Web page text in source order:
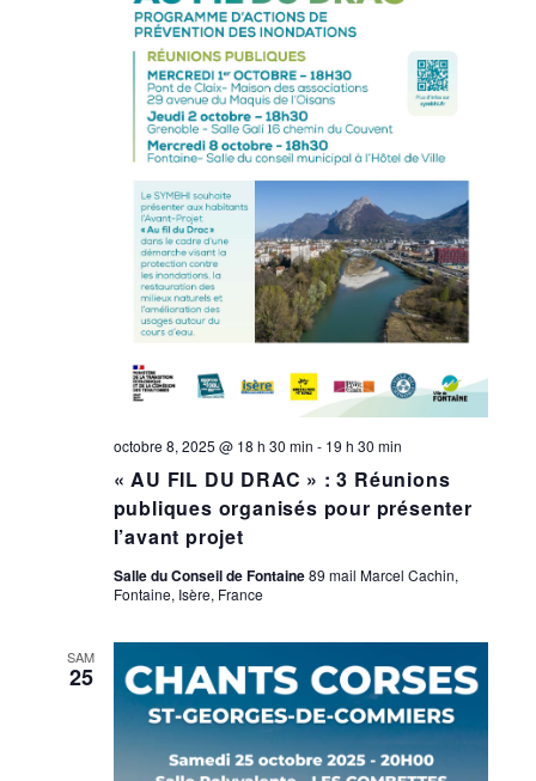
« AU FIL DU DRAC » : 3 Réunions
publiques organisés pour présenter
l’avant projet
octobre 8, 2025 @ 18 h 30 min - 19 h 30 min
Salle du Conseil de Fontaine89 mail Marcel Cachin,
Fontaine, Isère, France
SAM
25